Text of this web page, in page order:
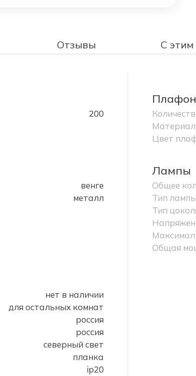
Отзывы С
200
Цвет
венге
металл
Лампы
Общее
Тип
Тип
Общая
нет в наличии
для остальных комнат
россия
россия
северный свет
планка
ip20